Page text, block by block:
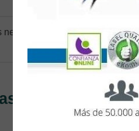
necesarias paradetectar y